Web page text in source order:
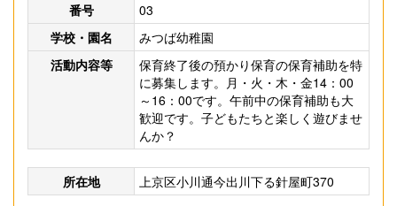
番号
03
学校・園名
みつば幼稚園
活動内容等
保育終了後の預かり保育の保育補助を特
に募集します。月・火・木・金14：00
～16：00です。午前中の保育補助も大
歓迎です。子どもたちと楽しく遊びませ
んか？
所在地 上京区小川通今出川下る針屋町370